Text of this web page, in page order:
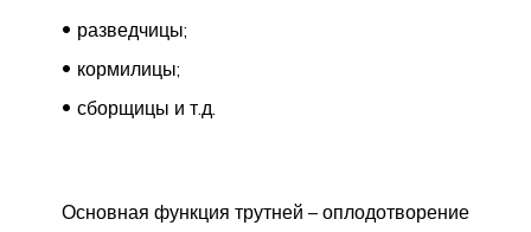
разведчицы;
кормилицы;
сборщицы и т.д.
Основная функция трутней – оплодотворение